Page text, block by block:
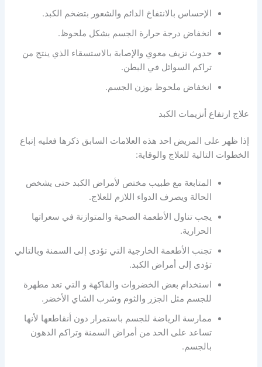
الإحساس بالانتفاخ الدائم والشعور بتضخم الكبد.
انخفاض درجة حرارة الجسم بشكل ملحوظ.
حدوث نزيف معوي والإصابة بالاستسقاء الذي ينتج من
تراكم السوائل في البطن.
انخفاض ملحوظ بوزن الجسم.
علاج ارتفاع أنزيمات الكبد
إذا ظهر على المريض احد هذه العلامات السابق ذكرها فعليه إتباع
الخطوات التالية للعلاج والوقاية:
المتابعة مع طبيب مختص لأمراض الكبد حتى يشخص
الحالة ويصرف الدواء اللازم للعلاج.
يجب تناول الأطعمة الصحية والمتوازنة في سعراتها
الحرارية.
تجنب الأطعمة الخارجية التي تؤدى إلى السمنة وبالتالي
تؤدى إلى أمراض الكبد.
استخدام بعض الخضروات والفاكهة و التي تعد مطهرة
للجسم مثل الجزر والثوم وشرب الشاي الأخضر.
ممارسة الرياضة للجسم باستمرار دون أنقاطعها لأنها
تساعد على الحد من أمراض السمنة وتراكم الدهون
بالجسم.